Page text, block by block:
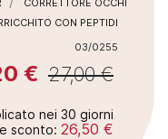
CORRETTORE OCCHI
CON PEPTIDI
03/0255
27,00 €
€
nei 30 giorni
sconto: 26,50 €